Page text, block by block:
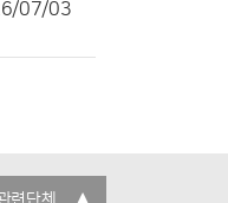
07/03